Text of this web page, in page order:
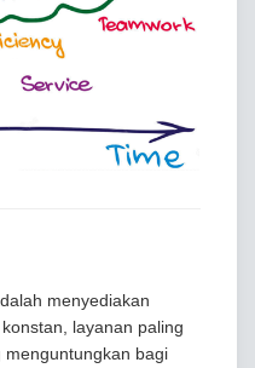
menyediakan
layanan paling
bagi